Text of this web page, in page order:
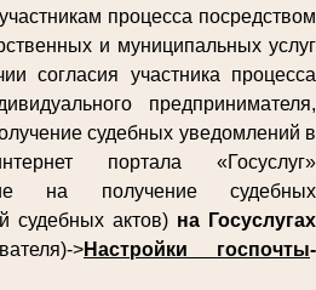
процесса посредством
и муниципальных услуг
согласия участника процесса
предпринимателя,
судебных уведомлений в
портала «Госуслуг»
на получение судебных
судебных актов) на Госуслугах
>Настройки госпочты-